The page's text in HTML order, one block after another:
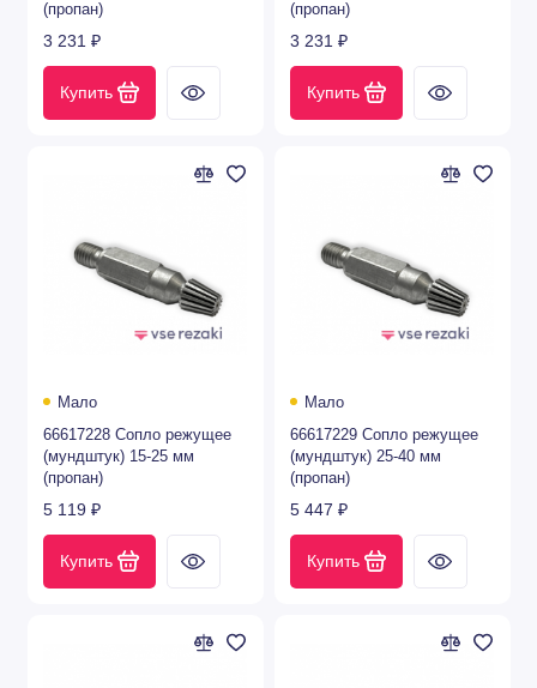
(пропан)
3 231 ₽
Купить
(пропан)
3 231 ₽
Купить
Мало
66617228 Сопло режущее
(мундштук) 15-25 мм
(пропан)
5 119 ₽
Купить
Мало
66617229 Сопло режущее
(мундштук) 25-40 мм
(пропан)
5 447 ₽
Купить